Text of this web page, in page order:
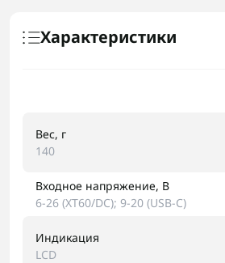
Характеристики
Вес, г
140
Входное напряжение, В
6-26 (XT60/DC); 9-20 (USB-C)
Индикация
LCD